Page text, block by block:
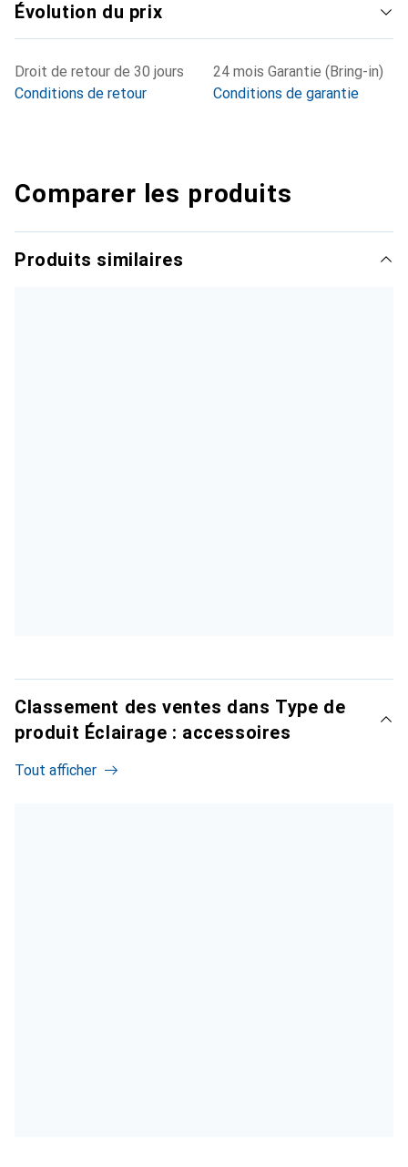
Évolution du prix
Droit de retour de 30 jours
Conditions de retour
24 mois Garantie (Bring-in)
Conditions de garantie
Comparer les produits
Produits similaires
Classement des ventes dans Type de
produit Éclairage : accessoires
Tout afficher